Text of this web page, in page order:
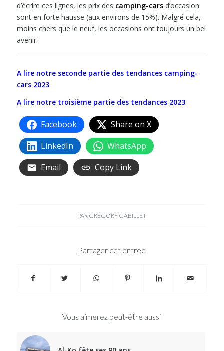
d’écrire ces lignes, les prix des camping-carsd’occasion
sont en forte hausse (aux environs de 15%). Malgré cela,
moins chers que le neuf, les occasions ont toujours un bel
avenir.
A lire notre seconde partie des tendances camping-
cars 2023
A lire notre troisième partie des tendances 2023
Facebook
Share on X
LinkedIn
WhatsApp
Email
Copy Link
PAR GRÉGORY GABILLET
Partager cet entrée
Vous aimerez peut-être aussi